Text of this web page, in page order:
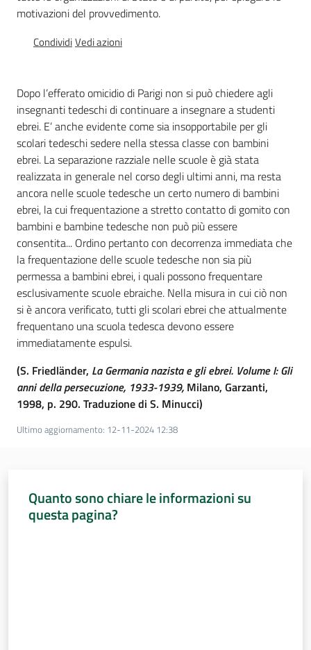
Assemblea
legislativa
Assemblea
Attività
Argomenti
Per i media
Per i cittadini
motivazioni del provvedimento.
CondividiVedi azioni
Dopo l’efferato omicidio di Parigi non si può chiedere agli
insegnanti tedeschi di continuare a insegnare a studenti
ebrei. E’ anche evidente come sia insopportabile per gli
scolari tedeschi sedere nella stessa classe con bambini
ebrei. La separazione razziale nelle scuole è già stata
realizzata in generale nel corso degli ultimi anni, ma resta
ancora nelle scuole tedesche un certo numero di bambini
ebrei, la cui frequentazione a stretto contatto di gomito con
bambini e bambine tedesche non può più essere
consentita... Ordino pertanto con decorrenza immediata che
la frequentazione delle scuole tedesche non sia più
permessa a bambini ebrei, i quali possono frequentare
esclusivamente scuole ebraiche. Nella misura in cui ciò non
si è ancora verificato, tutti gli scolari ebrei che attualmente
frequentano una scuola tedesca devono essere
immediatamente espulsi.
(S. Friedländer, La Germania nazista e gli ebrei. Volume I: Gli
anni della persecuzione, 1933-1939, Milano, Garzanti,
1998, p. 290. Traduzione di S. Minucci)
Ultimo aggiornamento: 12-11-2024 12:38
Quanto sono chiare le informazioni su
questa pagina?